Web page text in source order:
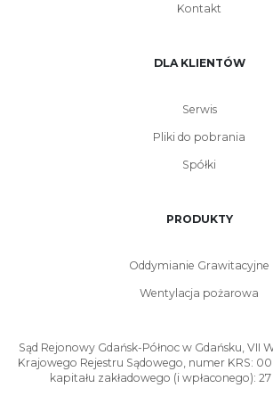
Kontakt
DLA KLIENTÓW
Serwis
Pliki do pobrania
Spółki
PRODUKTY
Oddymianie Grawitacyjne
Wentylacja pożarowa
Sąd Rejonowy Gdańsk-Północ w Gdańsku, VII
Krajowego Rejestru Sądowego, numer KRS:
kapitału zakładowego (i wpłaconego):